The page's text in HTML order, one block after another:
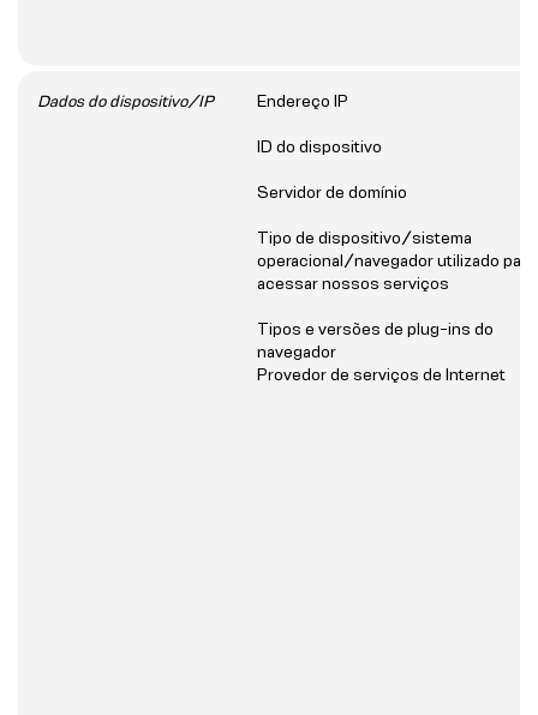
Dados do dispositivo/IP Endereço IP
ID do dispositivo
Servidor de domínio
Tipo de dispositivo/sistema
operacional/navegador utilizado para
acessar nossos serviços
Tipos e versões de plug-ins do
navegador
Provedor de serviços de Internet